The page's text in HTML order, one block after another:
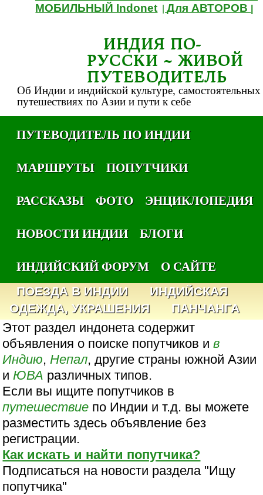
МОБИЛЬНЫЙ Indonet |Для АВТОРОВ
ИНДИЯ ПО-
РУССКИ ~ ЖИВОЙ
ПУТЕВОДИТЕЛЬ
Об Индии и индийской культуре, самостоятельных
путешествиях по Азии и пути к себе
ПУТЕВОДИТЕЛЬ ПО ИНДИИ
МАРШРУТЫ
ПОПУТЧИКИ
РАССКАЗЫ
ФОТО
ЭНЦИКЛОПЕДИЯ
НОВОСТИ ИНДИИ
БЛОГИ
ИНДИЙСКИЙ ФОРУМ
О САЙТЕ
ПОЕЗДА В ИНДИИ
ИНДИЙСКАЯ
ОДЕЖДА, УКРАШЕНИЯ
ПАНЧАНГА
Этот раздел индонета содержит
объявления о поиске попутчиков ив
Индию,Непал, другие страны южной Азии
иЮВА различных типов.
Если вы ищите попутчиков в
путешествие по Индии и т.д. вы можете
разместить здесь объявление без
регистрации.
Как искать и найти попутчика?
Подписаться на новости раздела "Ищу
попутчика"